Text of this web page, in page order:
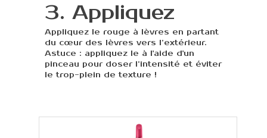
3. Appliquez
Appliquez le rouge à lèvres en partant
du cœur des lèvres vers l’extérieur.
Astuce : appliquez le à l'aide d'un
pinceau pour doser l’intensité et éviter
le trop-plein de texture !